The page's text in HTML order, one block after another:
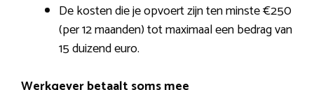
De kosten die je opvoert zijn ten minste €250
(per 12 maanden) tot maximaal een bedrag van
15 duizend euro.